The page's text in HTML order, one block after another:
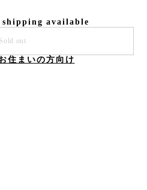
available
Sold out
住まいの方向け